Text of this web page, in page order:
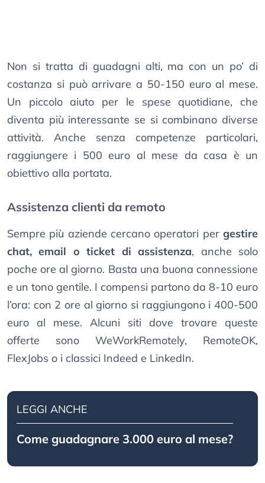
Non si tratta di guadagni alti, ma con un po’ di
costanza si può arrivare a 50-150 euro al mese.
Un piccolo aiuto per le spese quotidiane, che
diventa più interessante se si combinano diverse
attività. Anche senza competenze particolari,
raggiungere i 500 euro al mese da casa è un
obiettivo alla portata.
Assistenza clienti da remoto
Sempre più aziende cercano operatori per gestire
chat, email o ticket di assistenza, anche solo
poche ore al giorno. Basta una buona connessione
e un tono gentile. I compensi partono da 8-10 euro
l’ora: con 2 ore al giorno si raggiungono i 400-500
euro al mese. Alcuni siti dove trovare queste
offerte sono WeWorkRemotely, RemoteOK,
FlexJobs o i classici Indeed e LinkedIn.
LEGGI ANCHE
Come guadagnare 3.000 euro al mese?